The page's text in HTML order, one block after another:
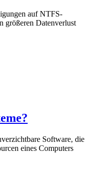
auf NTFS-
größeren Datenverlust
Software, die
eines Computers